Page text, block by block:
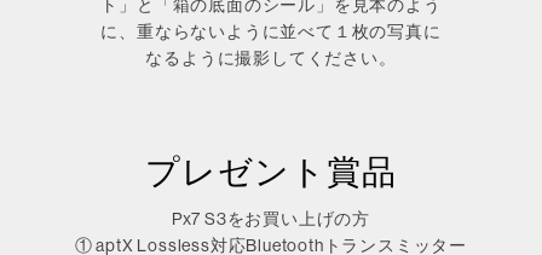
ト」と「箱の底面のシール」を見本のよう
に、重ならないように並べて１枚の写真に
なるように撮影してください。
プレゼント賞品
Px7 S3をお買い上げの方
① aptX Lossless対応Bluetoothトランスミッター